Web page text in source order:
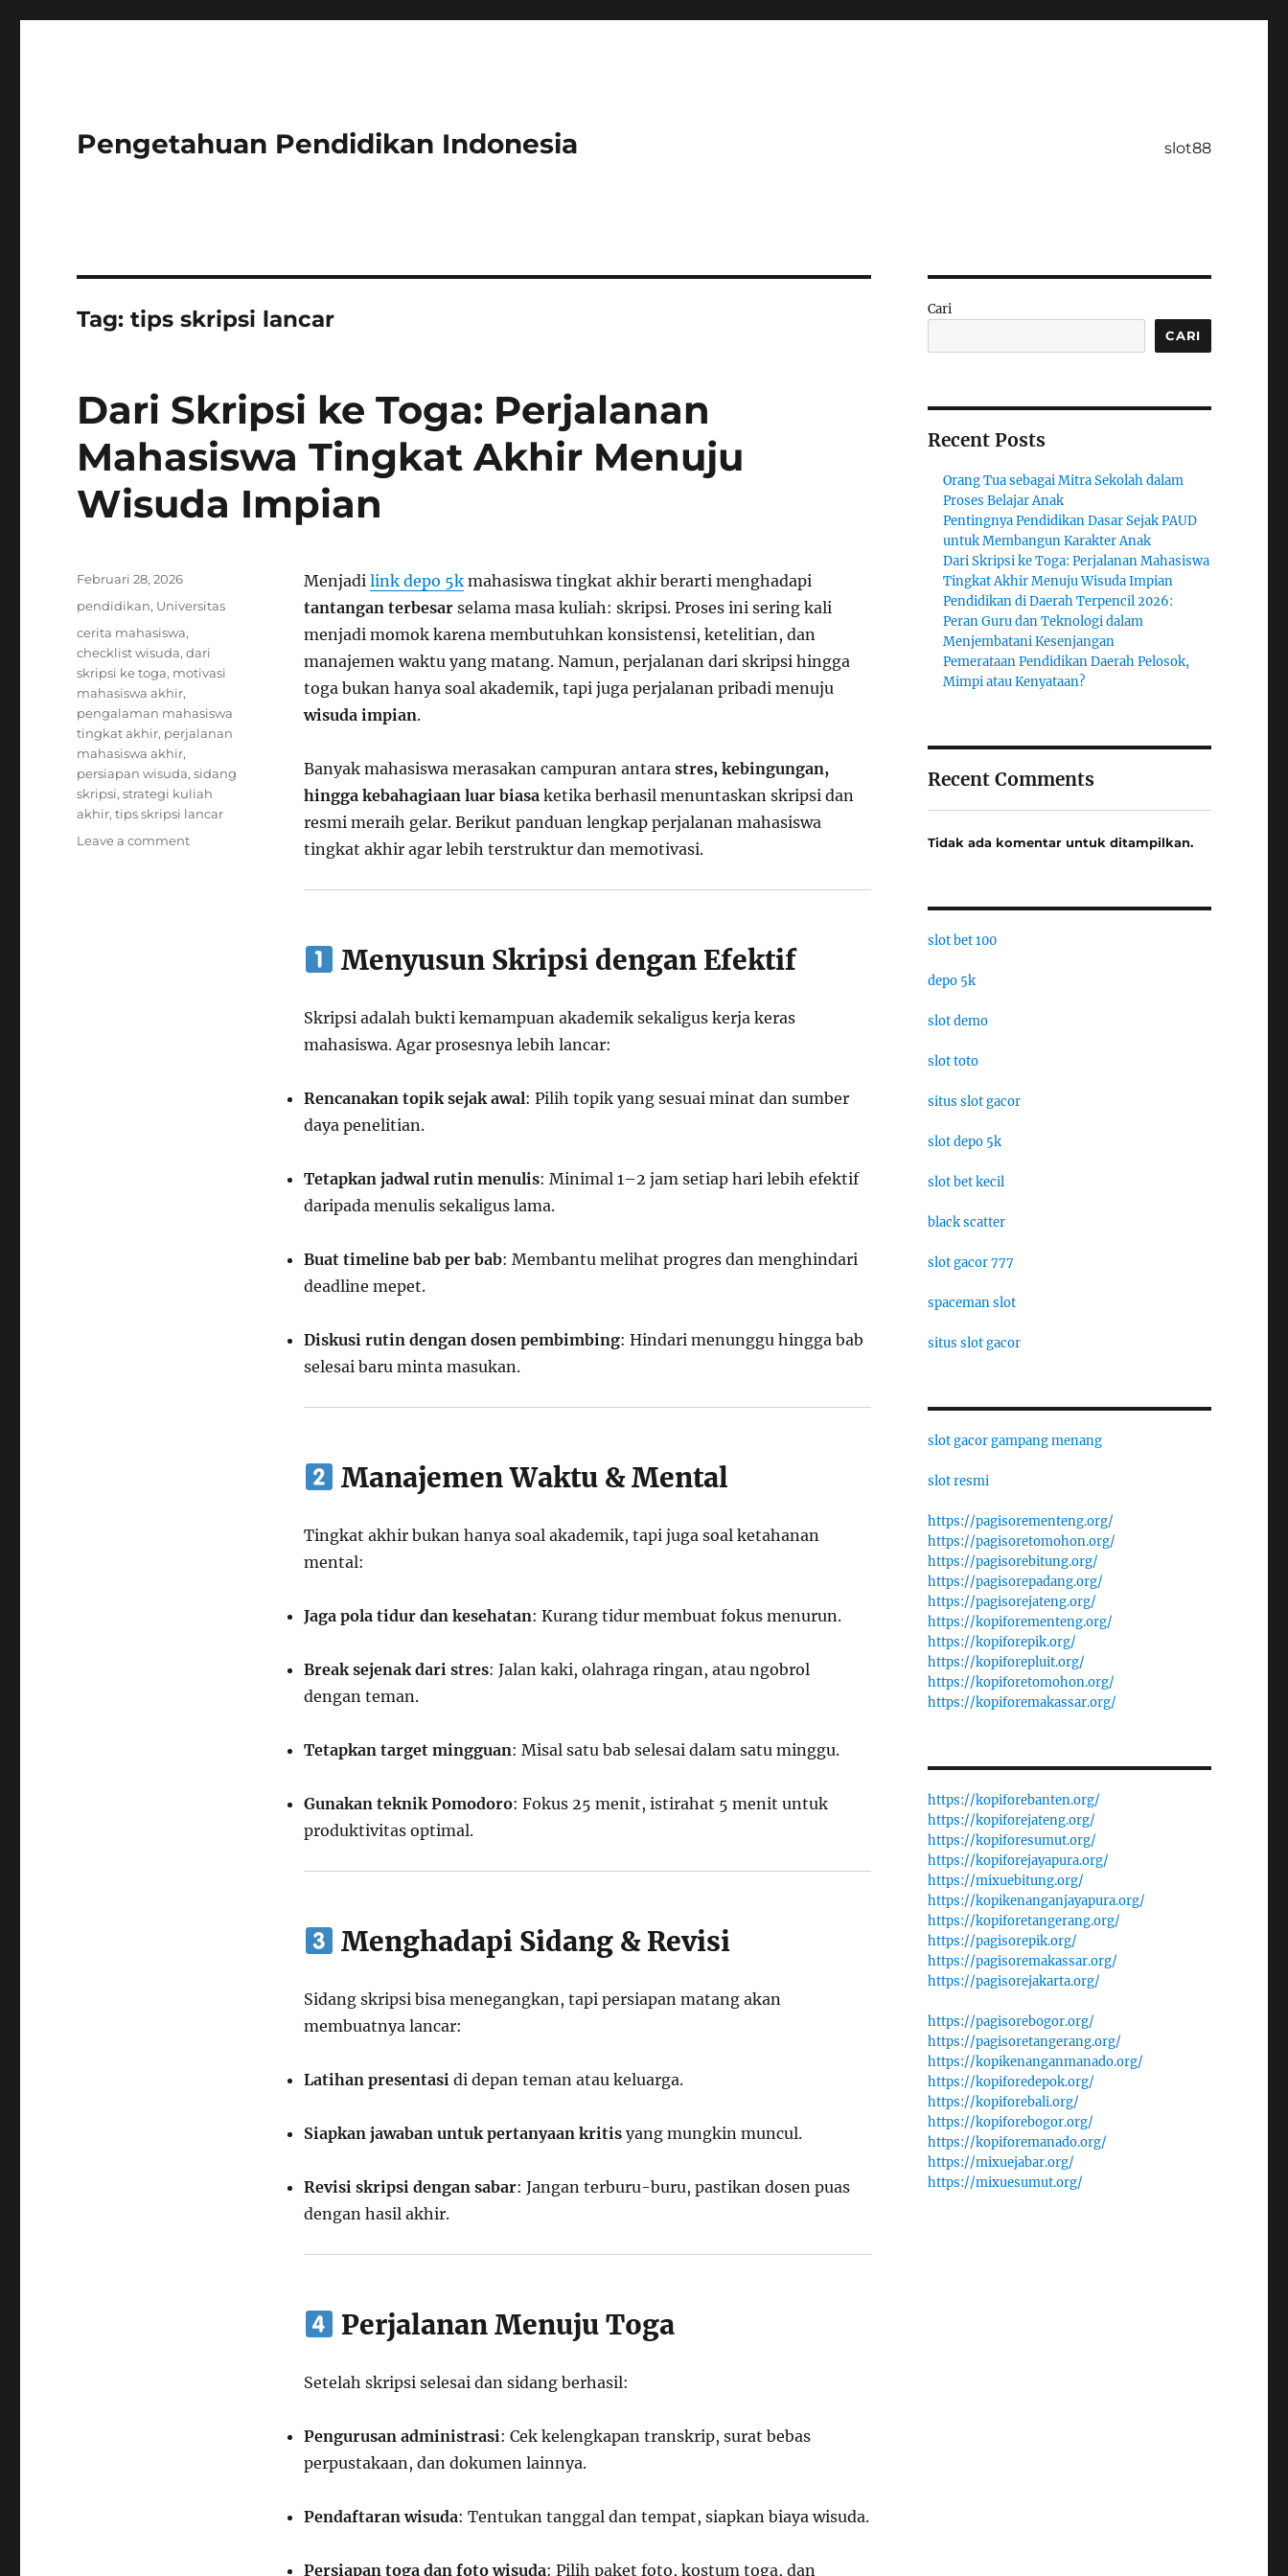
Pengetahuan Pendidikan Indonesia slot88
Tag:tips skripsi lancar
Dari Skripsi ke Toga: Perjalanan
Mahasiswa Tingkat Akhir Menuju
Wisuda Impian
Menjadi link depo 5kmahasiswa tingkat akhir berarti menghadapi
tantangan terbesarselama masa kuliah: skripsi. Proses ini sering kali
menjadi momok karena membutuhkan konsistensi, ketelitian, dan
manajemen waktu yang matang. Namun, perjalanan dari skripsi hingga
toga bukan hanya soal akademik, tapi juga perjalanan pribadi menuju
wisuda impian.
Banyak mahasiswa merasakan campuran antara stres, kebingungan,
hingga kebahagiaan luar biasaketika berhasil menuntaskan skripsi dan
resmi meraih gelar. Berikut panduan lengkap perjalanan mahasiswa
tingkat akhir agar lebih terstruktur dan memotivasi.
Menyusun Skripsi dengan Efektif
Skripsi adalah bukti kemampuan akademik sekaligus kerja keras
mahasiswa. Agar prosesnya lebih lancar:
Rencanakan topik sejak awal: Pilih topik yang sesuai minat dan sumber
daya penelitian.
Tetapkan jadwal rutin menulis: Minimal 1–2 jam setiap hari lebih efektif
daripada menulis sekaligus lama.
Buat timeline bab per bab: Membantu melihat progres dan menghindari
deadline mepet.
Diskusi rutin dengan dosen pembimbing: Hindari menunggu hingga bab
selesai baru minta masukan.
Manajemen Waktu & Mental
Tingkat akhir bukan hanya soal akademik, tapi juga soal ketahanan
mental:
Jaga pola tidur dan kesehatan: Kurang tidur membuat fokus menurun.
Break sejenak dari stres: Jalan kaki, olahraga ringan, atau ngobrol
dengan teman.
Tetapkan target mingguan: Misal satu bab selesai dalam satu minggu.
Gunakan teknik Pomodoro: Fokus 25 menit, istirahat 5 menit untuk
produktivitas optimal.
Menghadapi Sidang & Revisi
Sidang skripsi bisa menegangkan, tapi persiapan matang akan
membuatnya lancar:
Latihan presentasidi depan teman atau keluarga.
Siapkan jawaban untuk pertanyaan kritisyang mungkin muncul.
Revisi skripsi dengan sabar: Jangan terburu-buru, pastikan dosen puas
dengan hasil akhir.
Perjalanan Menuju Toga
Setelah skripsi selesai dan sidang berhasil:
Pengurusan administrasi: Cek kelengkapan transkrip, surat bebas
perpustakaan, dan dokumen lainnya.
Pendaftaran wisuda: Tentukan tanggal dan tempat, siapkan biaya wisuda.
Persiapan toga dan foto wisuda: Pilih paket foto, kostum toga, dan
Posted
Februari 28, 2026
Categories
pendidikan, Universitas
Tags
cerita mahasiswa,
checklist wisuda,dari
skripsi ke toga, motivasi
mahasiswa akhir,
pengalaman mahasiswa
tingkat akhir, perjalanan
mahasiswa akhir,
persiapan wisuda,sidang
skripsi,strategi kuliah
akhir,tips skripsi lancar
Leave a commenton
Cari
CARI
Recent Posts
Orang Tua sebagai Mitra Sekolah dalam
Proses Belajar Anak
Pentingnya Pendidikan Dasar Sejak PAUD
untuk Membangun Karakter Anak
Dari Skripsi ke Toga: Perjalanan Mahasiswa
Tingkat Akhir Menuju Wisuda Impian
Pendidikan di Daerah Terpencil 2026:
Peran Guru dan Teknologi dalam
Menjembatani Kesenjangan
Pemerataan Pendidikan Daerah Pelosok,
Mimpi atau Kenyataan?
Recent Comments
Tidak ada komentar untuk ditampilkan.
slot bet 100
depo 5k
slot demo
slot toto
situs slot gacor
slot depo 5k
slot bet kecil
black scatter
slot gacor 777
spaceman slot
situs slot gacor
slot gacor gampang menang
slot resmi
https://pagisorementeng.org/
https://pagisoretomohon.org/
https://pagisorebitung.org/
https://pagisorepadang.org/
https://pagisorejateng.org/
https://kopiforementeng.org/
https://kopiforepik.org/
https://kopiforepluit.org/
https://kopiforetomohon.org/
https://kopiforemakassar.org/
https://kopiforebanten.org/
https://kopiforejateng.org/
https://kopiforesumut.org/
https://kopiforejayapura.org/
https://mixuebitung.org/
https://kopikenanganjayapura.org/
https://kopiforetangerang.org/
https://pagisorepik.org/
https://pagisoremakassar.org/
https://pagisorejakarta.org/
https://pagisorebogor.org/
https://pagisoretangerang.org/
https://kopikenanganmanado.org/
https://kopiforedepok.org/
https://kopiforebali.org/
https://kopiforebogor.org/
https://kopiforemanado.org/
https://mixuejabar.org/
https://mixuesumut.org/